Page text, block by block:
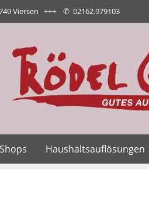
Viersen +++ ✆ 02162.979103
Shops Haushaltsauflösungen